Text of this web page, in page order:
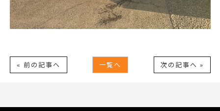
« 前の記事へ 一覧へ 次の記事へ »